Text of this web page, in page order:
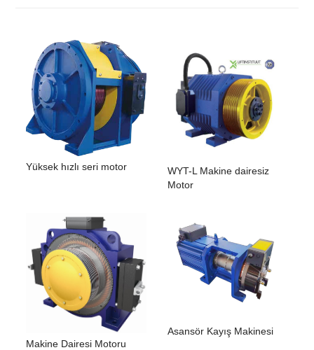
Yüksek hızlı seri motor
WYT-L Makine dairesiz
Motor
Makine Dairesi Motoru
Asansör Kayış Makinesi